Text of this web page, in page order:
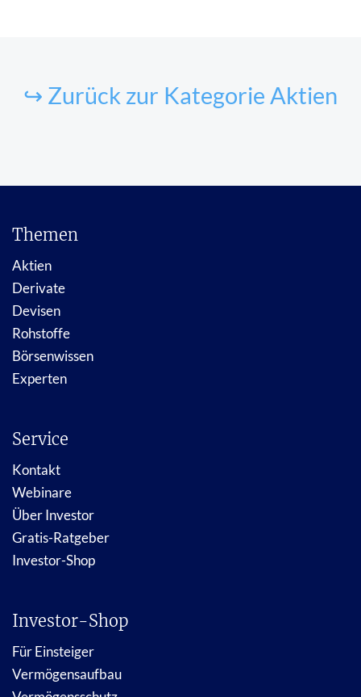
↪ Zurück zur Kategorie Aktien
Themen
Aktien
Derivate
Devisen
Rohstoffe
Börsenwissen
Experten
Service
Kontakt
Webinare
Über Investor
Gratis-Ratgeber
Investor-Shop
Investor-Shop
Für Einsteiger
Vermögensaufbau